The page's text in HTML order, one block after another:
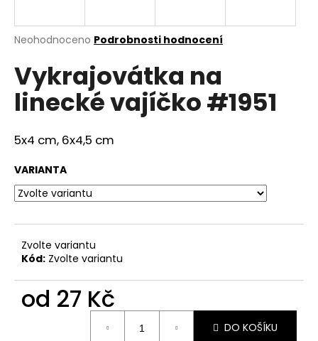
Průměrné
produktu
je
0,0
hvězdiček.
Neohodnoceno Podrobnosti hodnocení
Vykrajovátka na
linecké vajíčko #1951
5x4 cm, 6x4,5 cm
VARIANTA
Zvolte variantu
Kód: Zvolte variantu
od 27 Kč
DO KOŠÍKU
j
t
?
D
o
p
u